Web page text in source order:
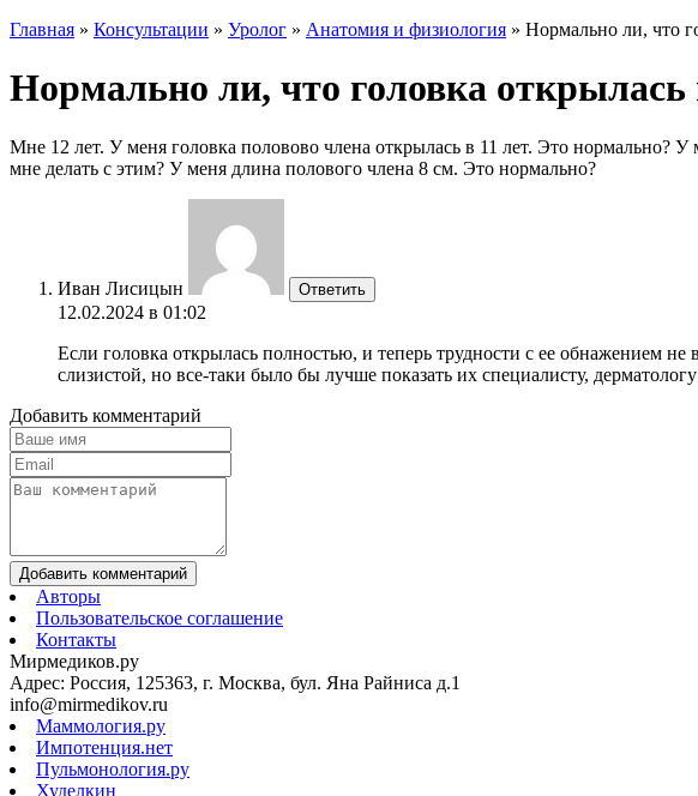
Главная » Консультации » Уролог » Анатомия и физиология » Нормально ли, что
Нормально ли, что головка
Мне 12 лет. У меня головка половово члена открылась в 11 лет. Это
мне делать с этим? У меня длина полового члена 8 см. Это нормально?
Иван Лисицын Ответить
12.02.2024 в 01:02
Если головка открылась полностью, и теперь трудности с ее обнажением
слизистой, но все-таки было бы лучше показать их специалисту,
Добавить комментарий
Добавить комментарий
Авторы
Пользовательское соглашение
Контакты
Мирмедиков.ру
Адрес: Россия, 125363, г. Москва, бул. Яна Райниса д.1
info@mirmedikov.ru
Маммология.ру
Импотенция.нет
Пульмонология.ру
Худелкин